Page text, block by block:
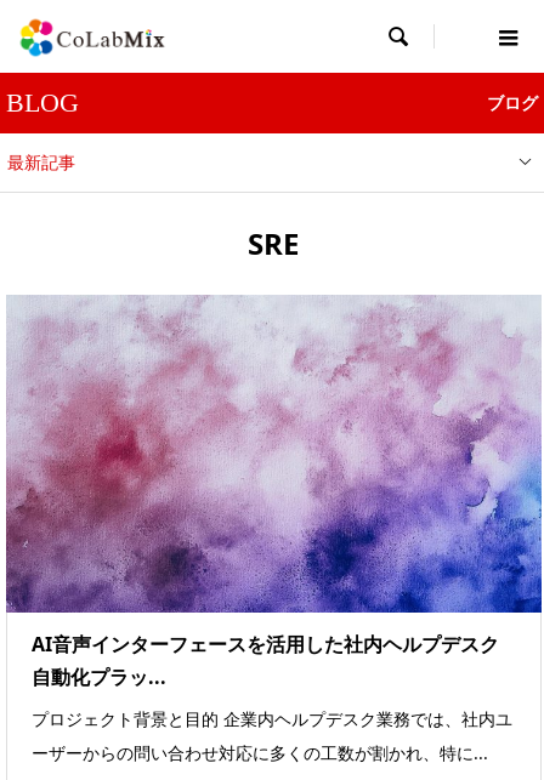

BLOG ブログ
最新記事
SRE
AI音声インターフェースを活用した社内ヘルプデスク
自動化プラッ...
プロジェクト背景と目的 企業内ヘルプデスク業務では、社内ユ
ーザーからの問い合わせ対応に多くの工数が割かれ、特に...